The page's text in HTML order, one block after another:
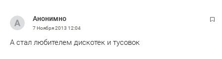
Анонимно
7 Ноября 2013 12:04
А стал любителем дискотек и тусовок